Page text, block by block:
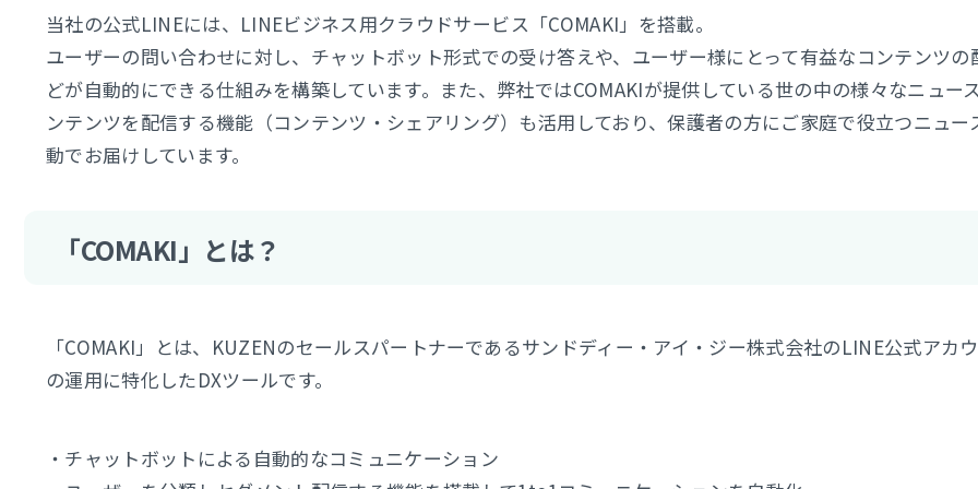
当社の公式LINEには、LINEビジネス用クラウドサービス「COMAKI」を搭載。
ユーザーの問い合わせに対し、チャットボット形式での受け答えや、ユーザー様にとって有益なコンテンツの
どが自動的にできる仕組みを構築しています。また、弊社ではCOMAKIが提供している世の中の様々なニュー
ンテンツを配信する機能（コンテンツ・シェアリング）も活用しており、保護者の方にご家庭で役立つニュー
動でお届けしています。
「COMAKI」とは？
「COMAKI」とは、KUZENのセールスパートナーであるサンドディー・アイ・ジー株式会社のLINE公式アカ
の運用に特化したDXツールです。
・チャットボットによる自動的なコミュニケーション